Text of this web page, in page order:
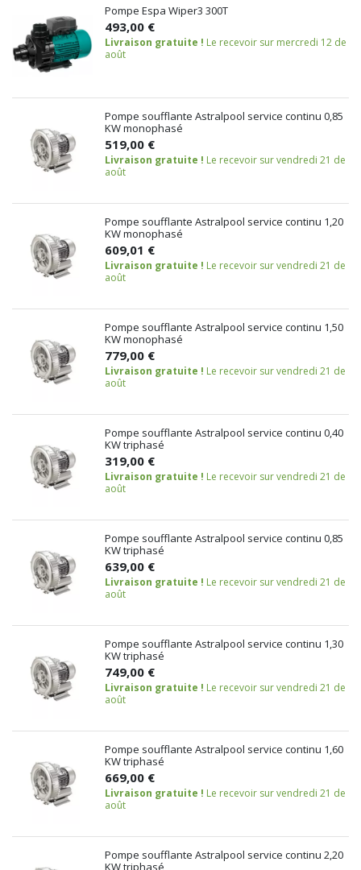
Pompe Espa Wiper3 300T
493,00 €
Livraison gratuite ! Le recevoir sur mercredi 12 de
août
Pompe soufflante Astralpool service continu 0,85
KW monophasé
519,00 €
Livraison gratuite ! Le recevoir sur vendredi 21 de
août
Pompe soufflante Astralpool service continu 1,20
KW monophasé
609,01 €
Livraison gratuite ! Le recevoir sur vendredi 21 de
août
Pompe soufflante Astralpool service continu 1,50
KW monophasé
779,00 €
Livraison gratuite ! Le recevoir sur vendredi 21 de
août
Pompe soufflante Astralpool service continu 0,40
KW triphasé
319,00 €
Livraison gratuite ! Le recevoir sur vendredi 21 de
août
Pompe soufflante Astralpool service continu 0,85
KW triphasé
639,00 €
Livraison gratuite ! Le recevoir sur vendredi 21 de
août
Pompe soufflante Astralpool service continu 1,30
KW triphasé
749,00 €
Livraison gratuite ! Le recevoir sur vendredi 21 de
août
Pompe soufflante Astralpool service continu 1,60
KW triphasé
669,00 €
Livraison gratuite ! Le recevoir sur vendredi 21 de
août
Pompe soufflante Astralpool service continu 2,20
KW triphasé